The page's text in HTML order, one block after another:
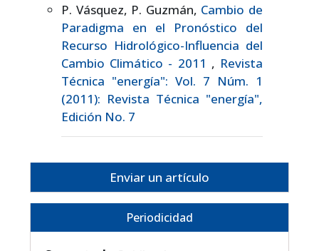
P. Vásquez, P. Guzmán, Cambio de
Paradigma en el Pronóstico del
Recurso Hidrológico-Influencia del
Cambio Climático - 2011 , Revista
Técnica "energía": Vol. 7 Núm. 1
(2011): Revista Técnica "energía",
Edición No. 7
Enviar un artículo
Periodicidad